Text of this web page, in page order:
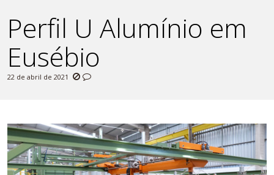
Perfil U Alumínio em
Eusébio
22 de abril de 2021